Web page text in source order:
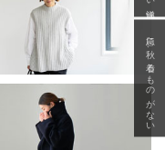
急に秋、着るものがない